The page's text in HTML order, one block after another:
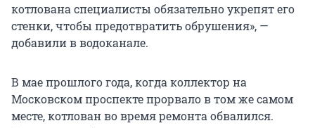
котлована специалисты обязательно укрепят его
стенки, чтобы предотвратить обрушения», —
добавили в водоканале.
В мае прошлого года, когда коллектор на
Московском проспекте прорвало в том же самом
месте, котлован во время ремонта обвалился.